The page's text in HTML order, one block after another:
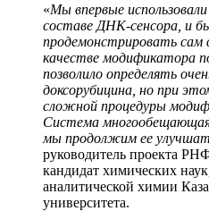
«Мы впервые
составе ДНК-сенсора, и
продемонстрировать
качестве модификатора
позволило определять
доксорубицина, но при
сложной процедуры
Система
мы продолжим ее
руководитель проекта
кандидат химических
аналитической химии
университета.